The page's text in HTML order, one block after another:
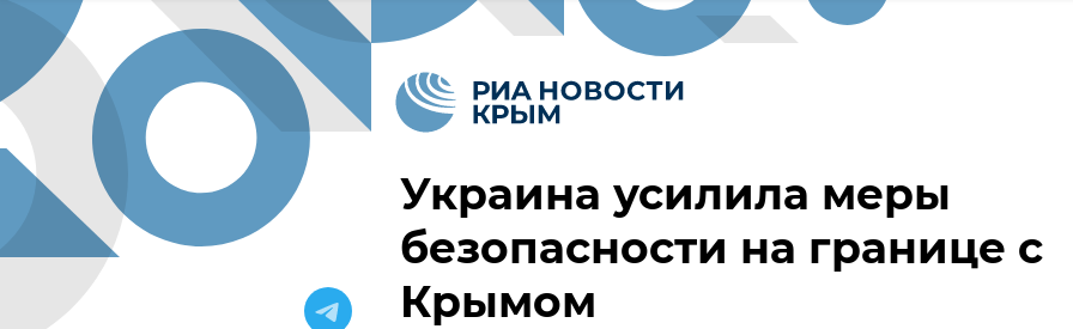
Украина усилила меры
безопасности на границе с
Крымом